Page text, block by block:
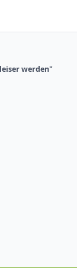
werden"